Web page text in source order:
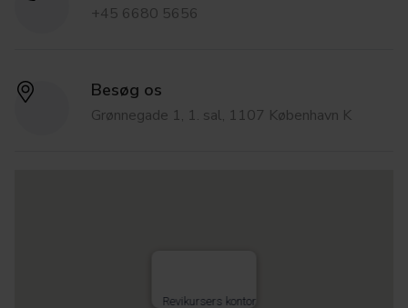
+45 6680 5656
Besøg os
Grønnegade 1, 1. sal, 1107 København K
Revikursers kontor